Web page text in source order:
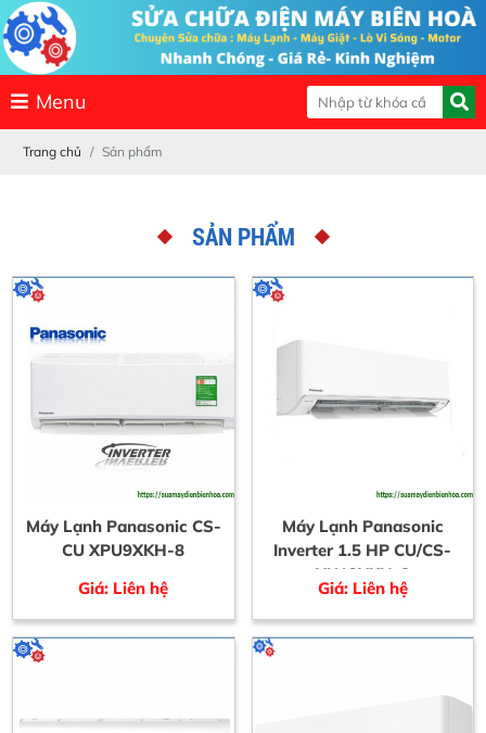
Menu
Trang chủ Sản phẩm
SẢN PHẨM
Máy Lạnh Panasonic CS-
CU XPU9XKH-8
Giá: Liên hệ
Máy Lạnh Panasonic
Inverter 1.5 HP CU/CS-
XU12XKH-8
Giá: Liên hệ